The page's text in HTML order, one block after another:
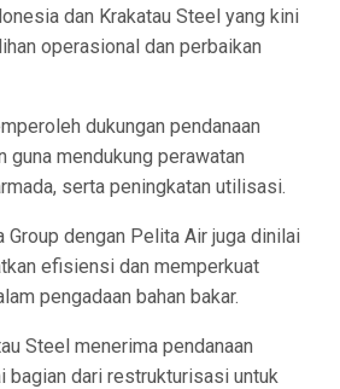
dan Krakatau Steel yang kini
operasional dan perbaikan
dukungan pendanaan
guna mendukung perawatan
serta peningkatan utilisasi.
Group dengan Pelita Air juga dinilai
efisiensi dan memperkuat
pengadaan bahan bakar.
Steel menerima pendanaan
bagian dari restrukturisasi untuk